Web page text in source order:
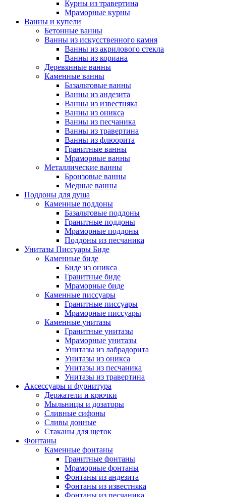
Курны из травертина
Мраморные курны
Ванны и купели
Бетонные ванны
Ванны из искусственного камня
Ванны из акрилового стекла
Ванны из кориана
Деревянные ванны
Каменные ванны
Базальтовые ванны
Ванны из андезита
Ванны из известняка
Ванны из оникса
Ванны из песчаника
Ванны из травертина
Ванны из флюорита
Гранитные ванны
Мраморные ванны
Металлические ванны
Бронзовые ванны
Медные ванны
Поддоны для душа
Каменные поддоны
Базальтовые поддоны
Гранитные поддоны
Мраморные поддоны
Поддоны из песчаника
Унитазы Писсуары Биде
Каменные биде
Биде из оникса
Гранитные биде
Мраморные биде
Каменные писсуары
Гранитные писсуары
Мраморные писсуары
Каменные унитазы
Гранитные унитазы
Мраморные унитазы
Унитазы из лабрадорита
Унитазы из оникса
Унитазы из песчаника
Унитазы из травертина
Аксессуары и фурнитура
Держатели и крючки
Мыльницы и дозаторы
Сливные сифоны
Сливы донные
Стаканы для щеток
Фонтаны
Каменные фонтаны
Гранитные фонтаны
Мраморные фонтаны
Фонтаны из андезита
Фонтаны из известняка
Фонтаны из песчаника